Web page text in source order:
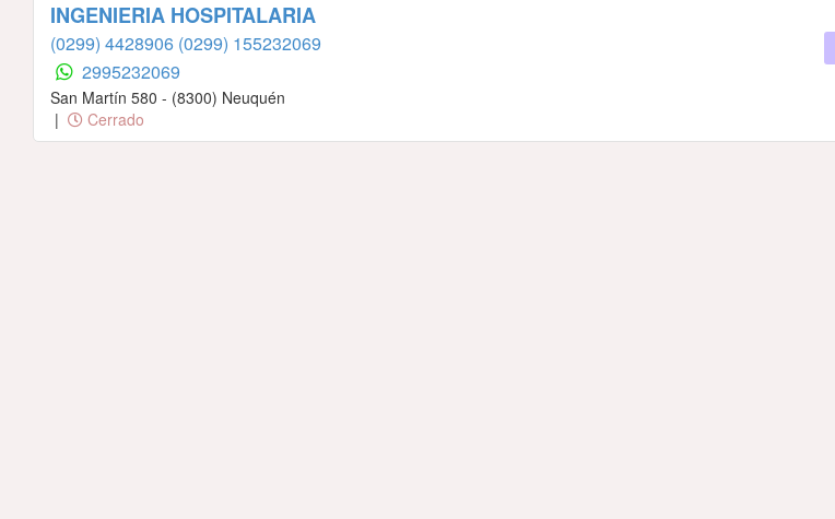
INGENIERIA HOSPITALARIA
(0299) 4428906 (0299) 155232069
2995232069
San Martín 580 - (8300) Neuquén
|
Cerrado